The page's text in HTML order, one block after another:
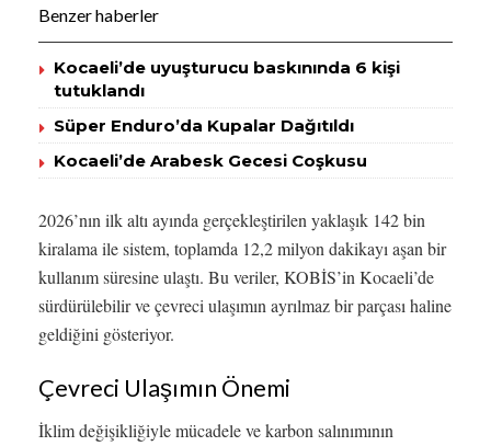
Benzer haberler
Kocaeli’de uyuşturucu baskınında 6 kişi
tutuklandı
Süper Enduro’da Kupalar Dağıtıldı
Kocaeli’de Arabesk Gecesi Coşkusu
2026’nın ilk altı ayında gerçekleştirilen yaklaşık 142 bin
kiralama ile sistem, toplamda 12,2 milyon dakikayı aşan bir
kullanım süresine ulaştı. Bu veriler, KOBİS’in Kocaeli’de
sürdürülebilir ve çevreci ulaşımın ayrılmaz bir parçası haline
geldiğini gösteriyor.
Çevreci Ulaşımın Önemi
İklim değişikliğiyle mücadele ve karbon salınımının